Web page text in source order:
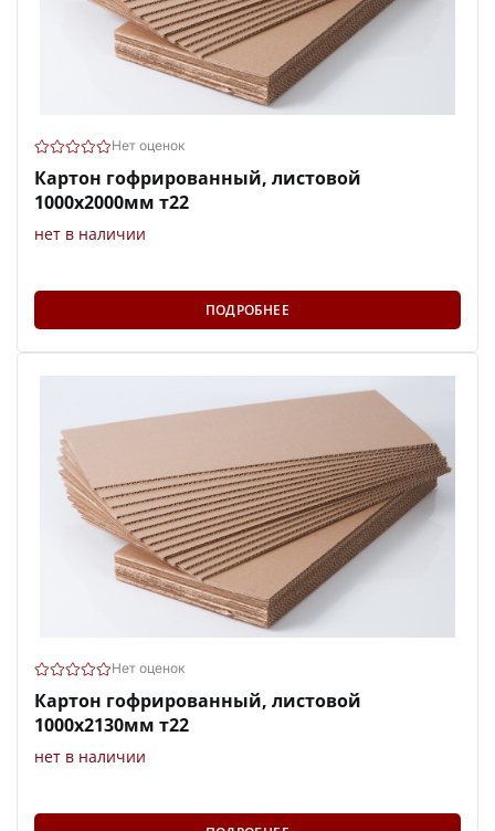
Нет оценок
Картон гофрированный, листовой
1000х2000мм т22
нет в наличии
ПОДРОБНЕЕ
Нет оценок
Картон гофрированный, листовой
1000х2130мм т22
нет в наличии